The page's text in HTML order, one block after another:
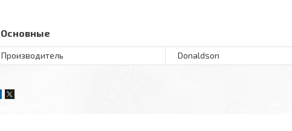
Основные
Производитель Donaldson